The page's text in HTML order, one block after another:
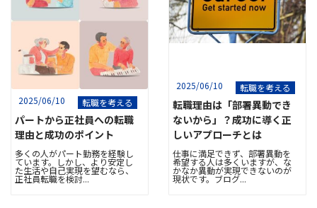
2025/06/10 転職を考える
パートから正社員への転職
理由と成功のポイント
多くの人がパート勤務を経験し
ています。しかし、より安定し
た生活や自己実現を望むなら、
正社員転職を検討...
2025/06/10 転職を考える
転職理由は「部署異動でき
ないから」？成功に導く正
しいアプローチとは
仕事に満足できず、部署異動を
希望する人は多くいますが、な
かなか異動が実現できないのが
現状です。ブログ...